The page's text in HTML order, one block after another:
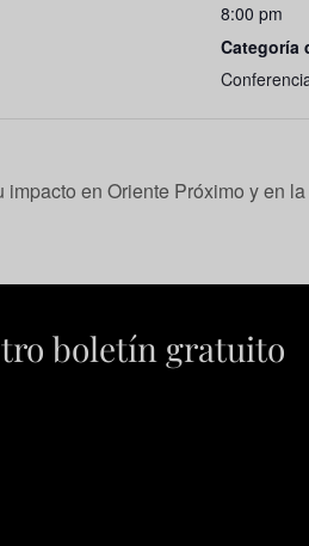
8:00 pm
Categoría
impacto en Oriente Próximo y en
boletín gratuito